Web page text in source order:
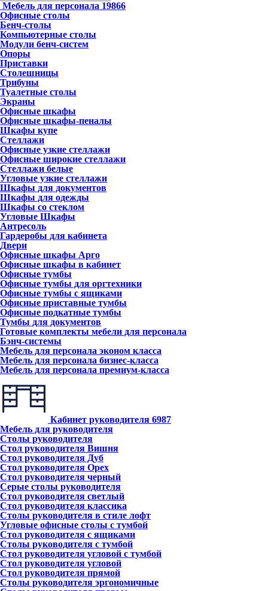
Мебель для персонала 19866
Офисные столы
Бенч-столы
Компьютерные столы
Модули бенч-систем
Опоры
Приставки
Столешницы
Трибуны
Туалетные столы
Экраны
Офисные шкафы
Офисные шкафы-пеналы
Шкафы купе
Стеллажи
Офисные узкие стеллажи
Офисные широкие стеллажи
Стеллажи белые
Угловые узкие стеллажи
Шкафы для документов
Шкафы для одежды
Шкафы со стеклом
Угловые Шкафы
Антресоль
Гардеробы для кабинета
Двери
Офисные шкафы Арго
Офисные шкафы в кабинет
Офисные тумбы
Офисные тумбы для оргтехники
Офисные тумбы с ящиками
Офисные приставные тумбы
Офисные подкатные тумбы
Тумбы для документов
Готовые комплекты мебели для персонала
Бэнч-системы
Мебель для персонала эконом класса
Мебель для персонала бизнес-класса
Мебель для персонала премиум-класса
Кабинет руководителя 6987
Мебель для руководителя
Столы руководителя
Стол руководителя Вишня
Стол руководителя Дуб
Стол руководителя Орех
Стол руководителя черный
Серые столы руководителя
Стол руководителя светлый
Стол руководителя классика
Столы руководителя в стиле лофт
Угловые офисные столы с тумбой
Стол руководителя с ящиками
Столы руководителя с тумбой
Стол руководителя угловой с тумбой
Стол руководителя угловой
Стол руководителя прямой
Столы руководителя эргономичные